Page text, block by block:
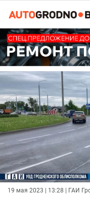
19 мая 2023 | 13:28 | ГАИ